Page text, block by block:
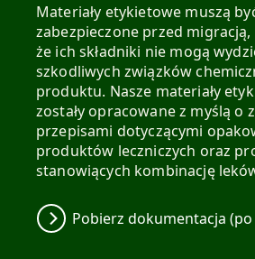
Materiały etykietowe muszą
zabezpieczone przed migracją,
że ich składniki nie mogą
szkodliwych związków
produktu. Nasze materiały
zostały opracowane z myślą o
przepisami dotyczącymi
produktów leczniczych oraz
stanowiących kombinację
Pobierz dokumentacja